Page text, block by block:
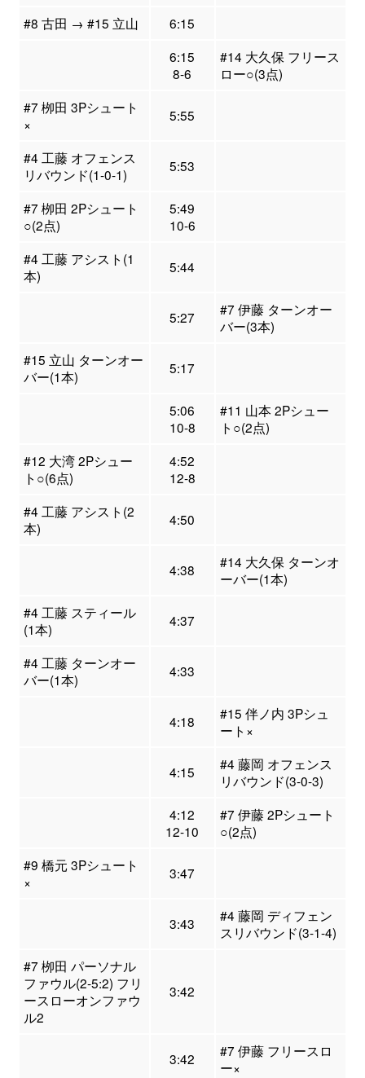
#8 古田 → #15 立山
6:15
6:15
8-6
#14 大久保 フリース
ロー○(3点)
#7 栁田 3Pシュート
×
5:55
#4 工藤 オフェンス
リバウンド(1-0-1)
5:53
#7 栁田 2Pシュート
○(2点)
5:49
10-6
#4 工藤 アシスト(1
本)
5:44
5:27
#7 伊藤 ターンオー
バー(3本)
#15 立山 ターンオー
バー(1本)
5:17
5:06
10-8
#11 山本 2Pシュー
ト○(2点)
#12 大湾 2Pシュー
ト○(6点)
4:52
12-8
#4 工藤 アシスト(2
本)
4:50
4:38
#14 大久保 ターンオ
ーバー(1本)
#4 工藤 スティール
(1本)
4:37
#4 工藤 ターンオー
バー(1本)
4:33
4:18
#15 伴ノ内 3Pシュ
ート×
4:15
#4 藤岡 オフェンス
リバウンド(3-0-3)
4:12
12-10
#7 伊藤 2Pシュート
○(2点)
#9 橋元 3Pシュート
×
3:47
3:43
#4 藤岡 ディフェン
スリバウンド(3-1-4)
#7 栁田 パーソナル
ファウル(2-5:2) フリ
ースローオンファウ
ル2
3:42
3:42
#7 伊藤 フリースロ
ー×